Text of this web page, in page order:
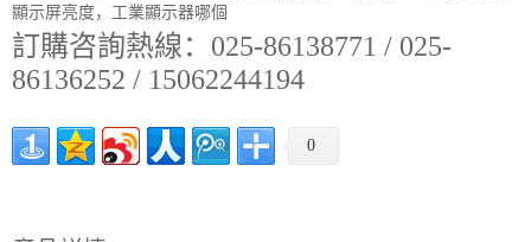
顯示屏亮度，工業顯示器哪個
訂購咨詢熱線：025-86138771 / 025-
86136252 / 15062244194
0